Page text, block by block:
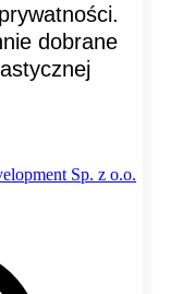
dobrane
Sp. z o.o.